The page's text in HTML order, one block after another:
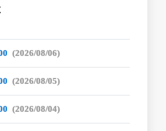
(2026/08/06)
(2026/08/05)
(2026/08/04)